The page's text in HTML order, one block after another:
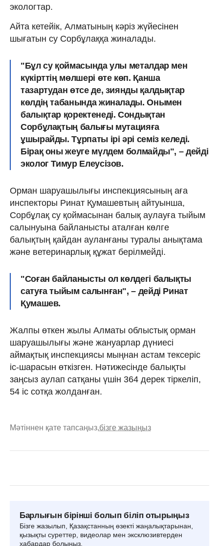
экологтар.
Айта кетейік, Алматының кәріз жүйесінен
шығатын су Сорбұлаққа жиналады.
"Бұл су қоймасында улы металдар мен
күкірттің мөлшері өте көп. Қанша
тазартудан өтсе де, зиянды қалдықтар
көлдің табанында жиналады. Онымен
балықтар қоректенеді. Сондықтан
Сорбұлақтың балығы мутацияға
ұшырайды. Тұрпаты ірі әрі семіз келеді.
Бірақ оны жеуге мүлдем болмайды", – дейді
эколог Тимур Елеусізов.
Орман шаруашылығы инспекциясының аға
инспекторы Ринат Қумашевтың айтуынша,
Сорбұлақ су қоймасынан балық аулауға тыйым
салынуына байланысты аталған көлге
балықтың қайдан ауланғаны туралы анықтама
және ветеринарлық құжат берілмейді.
"Соған байланысты ол көлдегі балықты
сатуға тыйым салынған", – дейді Ринат
Қумашев.
Жалпы өткен жылы Алматы облыстық орман
шаруашылығы және жануарлар дүниесі
аймақтық инспекциясы мыңнан астам тексеріс
іс-шарасын өткізген. Нәтижесінде балықты
заңсыз аулап сатқаны үшін 364 дерек тіркеліп,
54 іс сотқа жолданған.
Мәтіннен қате тапсаңыз,бізге жазыңыз
Барлығын бірінші болып біліп отырыңыз
Бізге жазылып, Қазақстанның өзекті жаңалықтарынан,
қызықты суреттер, видеолар мен эксклюзивтерден
хабардар болыңыз.